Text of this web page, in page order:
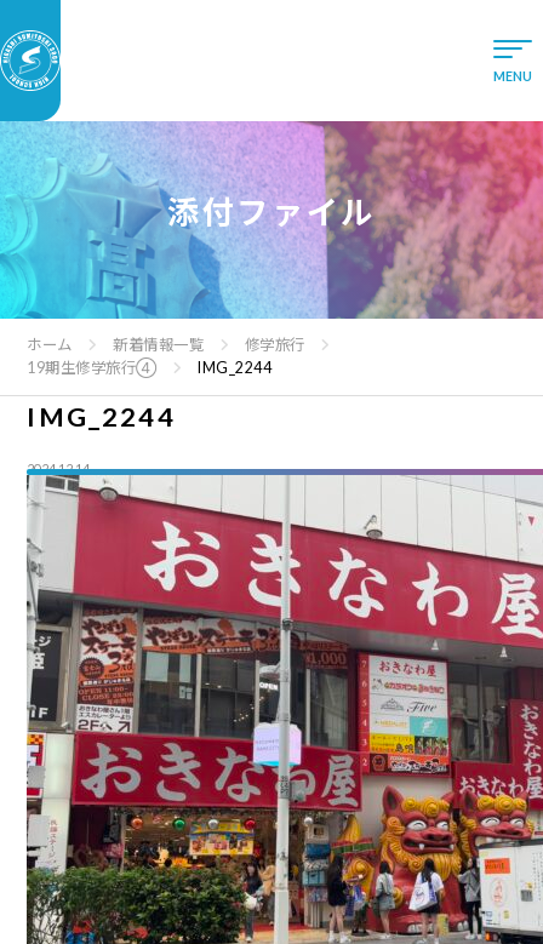
添付ファイル
ホーム 新着情報一覧
修学旅行
19期生修学旅行④
IMG_2244
IMG_2244
2024.12.14